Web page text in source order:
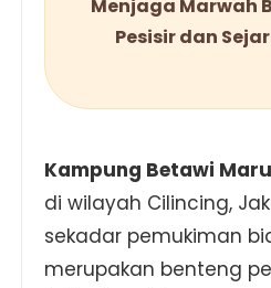
Menjaga Marwah
Pesisir dan
Kampung Betawi
di wilayah Cilincing,
sekadar pemukiman
merupakan benteng